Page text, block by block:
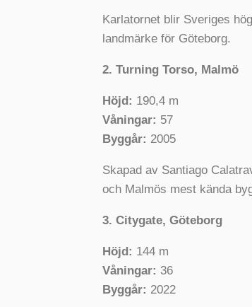
Karlatornet blir Sveriges
landmärke för Göteborg.
2. Turning Torso, Malmö
Höjd: 190,4 m
Våningar: 57
Byggår: 2005
Skapad av Santiago
och Malmös mest kända
3. Citygate, Göteborg
Höjd: 144 m
Våningar: 36
Byggår: 2022